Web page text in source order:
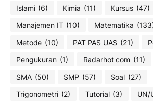
Islami (6) Kimia (11) Kursus (47)
Manajemen IT (10) Matematika
Metode (10) PAT PAS UAS (21)
Pengukuran (1) Radarhot com (11)
SMA (50) SMP (57) Soal (27)
Trigonometri (2) Tutorial (3) UN/